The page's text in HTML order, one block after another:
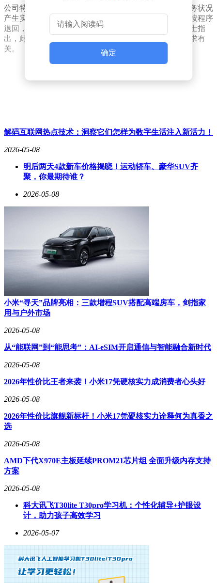
公司特别说明，此次申请撤回不会对现有业务运营及财务状况
产生实质性影响。根据现行规定，已提交的申请材料将按程序
退回，相关股份将继续维持现有登记状态。市场分析人士指
出，此举或与近期资本市场环境变化及股东结构调整需求有
关。
确定
解码互联网热点技术：洞察它们怎样为数字生活注入新活力！
2026-05-08
明后两天4款新车价格揭晓！运动轿车、豪华SUV齐
聚，你最期待谁？
2026-05-08
小米“寻天”品牌亮相：三款增程SUV搭配高端房车，剑指家
用与户外市场
2026-05-08
从“能联网”到“能思考”：AI-eSIM开启通信与智能融合新时代
2026-05-08
2026年性价比王者来袭！小米17凭硬核实力成消费者心头好
2026-05-08
2026年性价比旗舰新标杆！小米17凭硬核实力诠释何为真香之
选
2026-05-08
AMD下代X970E主板延续PROM21芯片组 全面升级内存支持
方案
2026-05-08
科大讯飞T30lite T30pro学习机：个性化辅导+护眼设
计，助力孩子高效学习
2026-05-07